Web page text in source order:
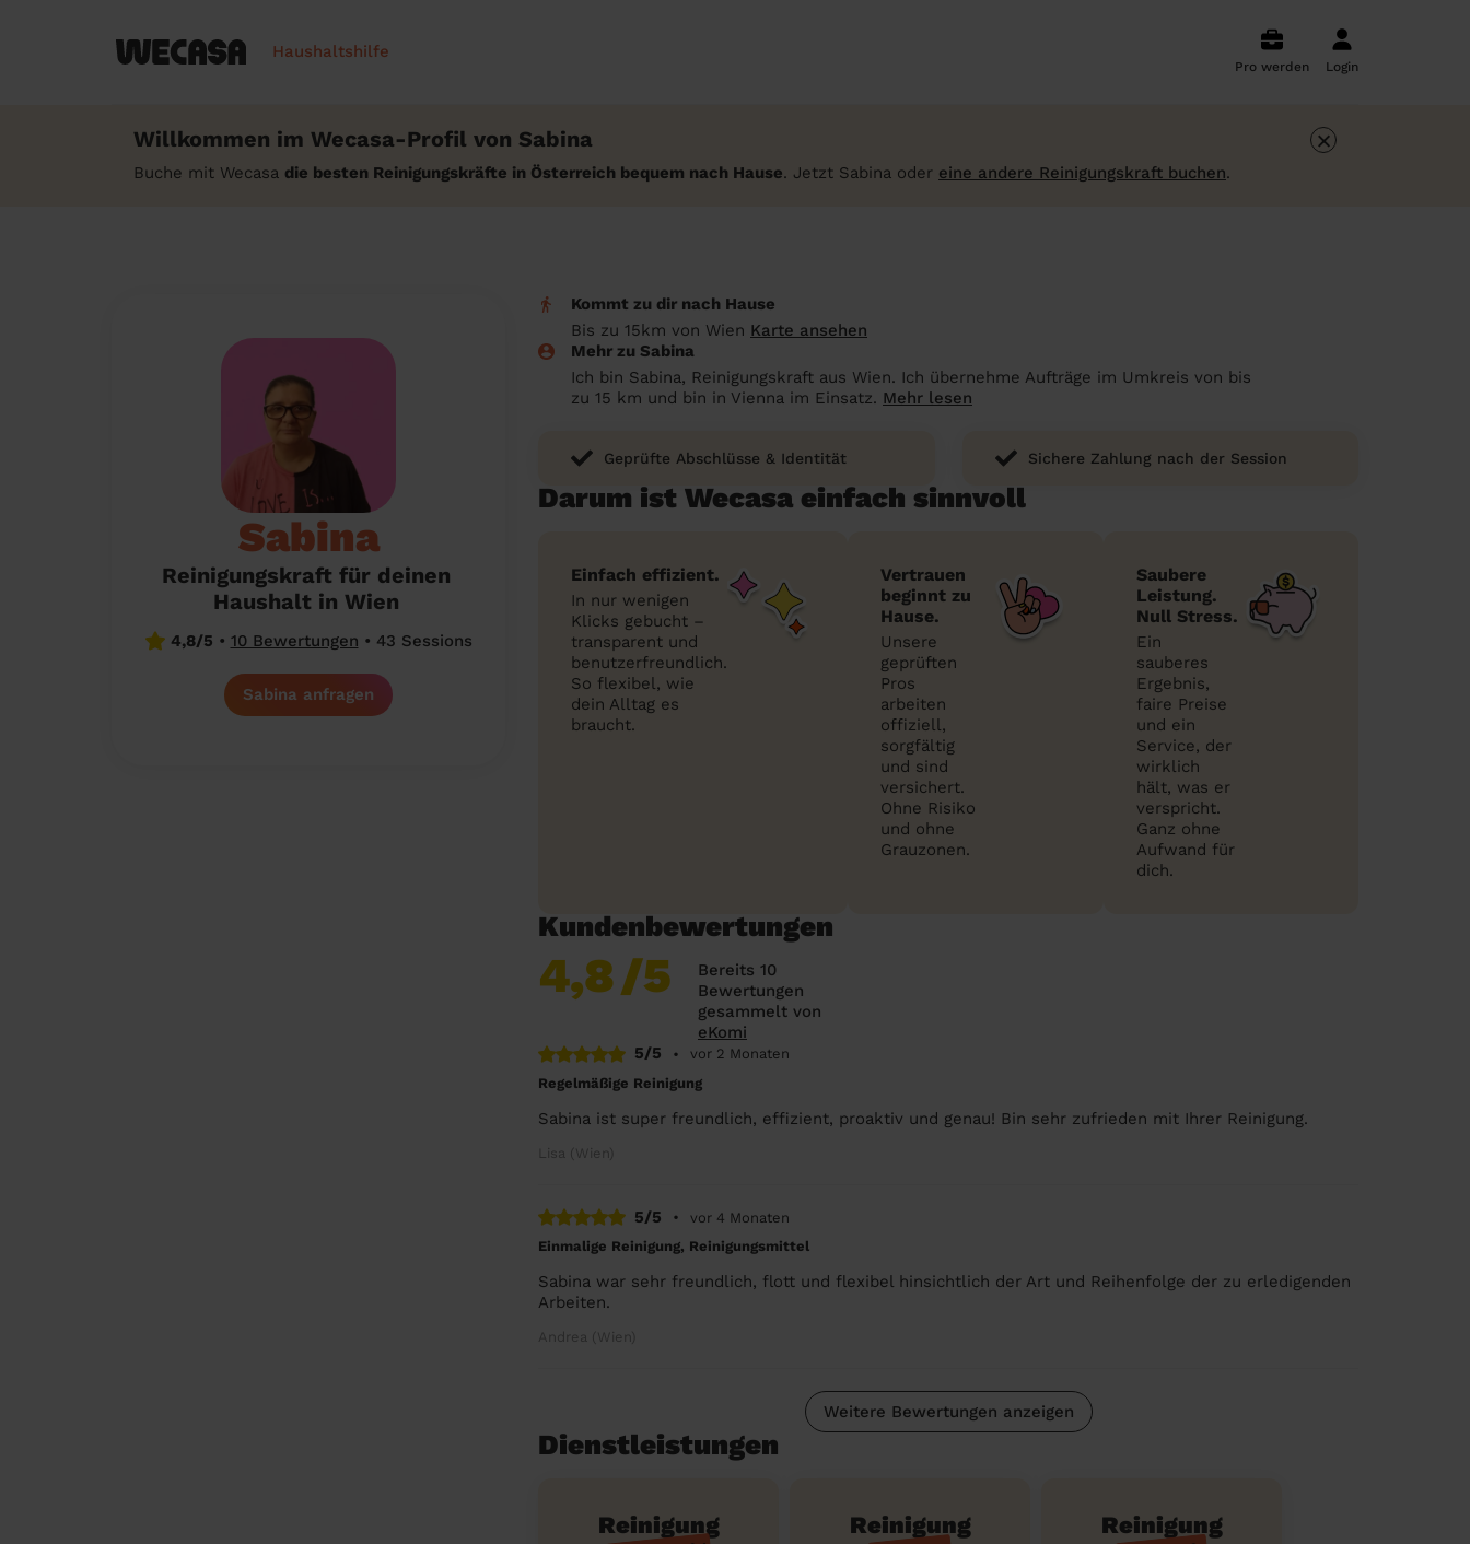
Haushaltshilfe
Pro werden Login
Willkommen im Wecasa-Profil von Sabina
Buche mit Wecasa die besten Reinigungskräfte in Österreich bequem nach Hause. Jetzt Sabina oder eine andere Reinigungskraft buchen.
×
Sabina
Reinigungskraft für deinen
Haushalt in Wien
4,8/5 • 10 Bewertungen • 43 Sessions
Sabina anfragen
Kommt zu dir nach Hause
Bis zu 15km von Wien Karte ansehen
Mehr zu Sabina
Ich bin Sabina, Reinigungskraft aus Wien. Ich übernehme Aufträge im Umkreis von bis
zu 15 km und bin in Vienna im Einsatz. Mehr lesen
Geprüfte Abschlüsse & Identität Sichere Zahlung nach der Session
Darum ist Wecasa einfach sinnvoll
Einfach effizient.
In nur wenigen
Klicks gebucht –
transparent und
benutzerfreundlich.
So flexibel, wie
dein Alltag es
braucht.
Vertrauen
beginnt zu
Hause.
Unsere
geprüften
Pros
arbeiten
offiziell,
sorgfältig
und sind
versichert.
Ohne Risiko
und ohne
Grauzonen.
Saubere
Leistung.
Null Stress.
Ein
sauberes
Ergebnis,
faire Preise
und ein
Service, der
wirklich
hält, was er
verspricht.
Ganz ohne
Aufwand für
dich.
Kundenbewertungen
4,8/5
Bereits 10
Bewertungen
gesammelt von
eKomi
5/5
•
vor 2 Monaten
Regelmäßige Reinigung
Sabina ist super freundlich, effizient, proaktiv und genau! Bin sehr zufrieden mit Ihrer Reinigung.
Lisa (Wien)
5/5 •
vor 4 Monaten
Einmalige Reinigung, Reinigungsmittel
Sabina war sehr freundlich, flott und flexibel hinsichtlich der Art und Reihenfolge der zu erledigenden
Arbeiten.
Andrea (Wien)
Weitere Bewertungen anzeigen
Dienstleistungen
Reinigung Reinigung Reinigung